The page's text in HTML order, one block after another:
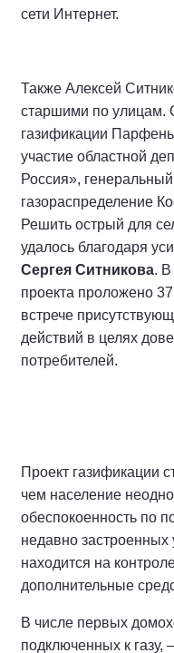
сети Интернет.
Также Алексей
старшими по улицам.
газификации
участие областной
Россия»,
газораспределение
Решить острый для
удалось благодаря
Сергея Ситникова. В
проекта проложено
встрече
действий в целях
потребителей.
Проект газификации
чем население
обеспокоенность по
недавно
находится на
дополнительные
В числе первых
подключенных к газу,